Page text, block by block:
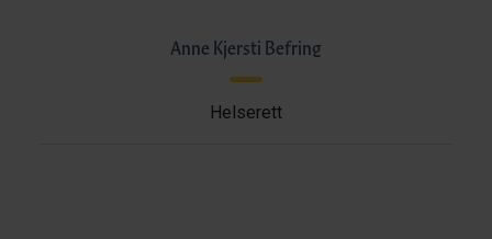
Anne Kjersti Befring
Helserett